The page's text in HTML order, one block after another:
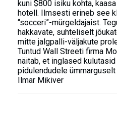
kuni $800 isiku kohta,
hotell. Ilmsesti erineb see
“socceri”-mürgeldajaist.
hakkavate, suhteliselt
mitte jalgpalli-väljakute
Tuntud Wall Streeti firma
näitab, et inglased
pidulendudele
Ilmar Mikiver